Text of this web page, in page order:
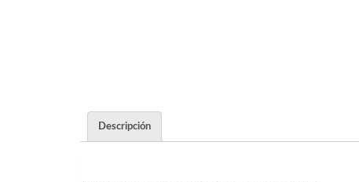
Descripción